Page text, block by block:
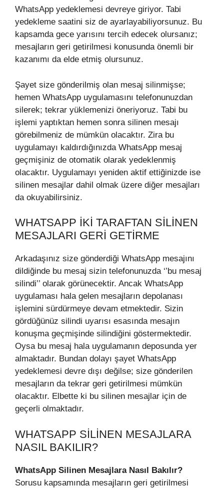
WhatsApp yedeklemesi devreye giriyor. Tabi
yedekleme saatini siz de ayarlayabiliyorsunuz. Bu
kapsamda gece yarısını tercih edecek olursanız;
mesajların geri getirilmesi konusunda önemli bir
kazanımı da elde etmiş olursunuz.
Şayet size gönderilmiş olan mesaj silinmişse;
hemen WhatsApp uygulamasını telefonunuzdan
silerek; tekrar yüklemenizi öneriyoruz. Tabi bu
işlemi yaptıktan hemen sonra silinen mesajı
görebilmeniz de mümkün olacaktır. Zira bu
uygulamayı kaldırdığınızda WhatsApp mesaj
geçmişiniz de otomatik olarak yedeklenmiş
olacaktır. Uygulamayı yeniden aktif ettiğinizde ise
silinen mesajlar dahil olmak üzere diğer mesajları
da okuyabilirsiniz.
WHATSAPP İKI TARAFTAN SILINEN
MESAJLARI GERI GETIRME
Arkadaşınız size gönderdiği WhatsApp mesajını
dildiğinde bu mesaj sizin telefonunuzda ‘’bu mesaj
silindi’’ olarak görünecektir. Ancak WhatsApp
uygulaması hala gelen mesajların depolanası
işlemini sürdürmeye devam etmektedir. Sizin
gördüğünüz silindi uyarısı esasında mesajın
konuşma geçmişinde silindiğini göstermektedir.
Oysa bu mesaj hala uygulamanın deposunda yer
almaktadır. Bundan dolayı şayet WhatsApp
yedeklemesi devre dışı değilse; size gönderilen
mesajların da tekrar geri getirilmesi mümkün
olacaktır. Elbette ki bu silinen mesajlar için de
geçerli olmaktadır.
WHATSAPP SILINEN MESAJLARA
NASIL BAKILIR?
WhatsApp Silinen Mesajlara Nasıl Bakılır?
Sorusu kapsamında mesajların geri getirilmesi